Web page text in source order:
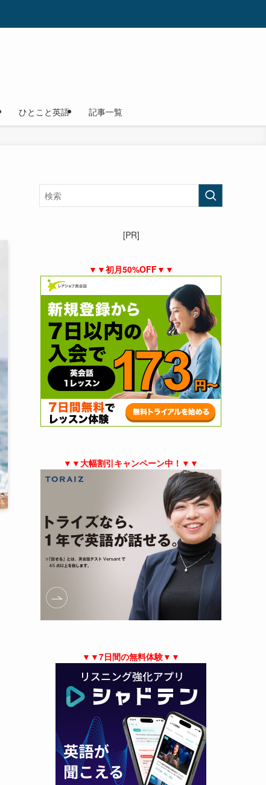
ひとこと英語 記事一覧
[PR]
▼▼初月50%OFF▼▼
▼▼大幅割引キャンペーン中！▼▼
▼▼7日間の無料体験▼▼